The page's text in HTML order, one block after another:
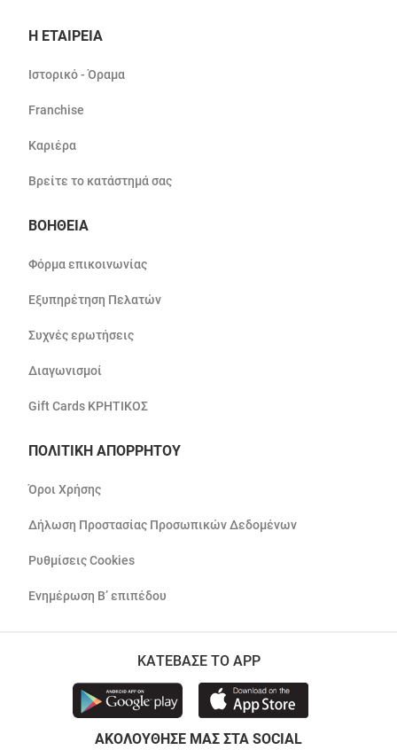
Η ΕΤΑΙΡΕΙΑ
Ιστορικό - Όραμα
Franchise
Καριέρα
Βρείτε το κατάστημά σας
ΒΟΗΘΕΙΑ
Φόρμα επικοινωνίας
Εξυπηρέτηση Πελατών
Συχνές ερωτήσεις
Διαγωνισμοί
Gift Cards ΚΡΗΤΙΚΟΣ
ΠΟΛΙΤΙΚΗ ΑΠΟΡΡΗΤΟΥ
Όροι Χρήσης
Δήλωση Προστασίας Προσωπικών Δεδομένων
Ρυθμίσεις Cookies
Ενημέρωση Β’ επιπέδου
ΚΑΤΕΒΑΣΕ ΤΟ APP
ΑΚΟΛΟΥΘΗΣΕ ΜΑΣ ΣΤΑ SOCIAL